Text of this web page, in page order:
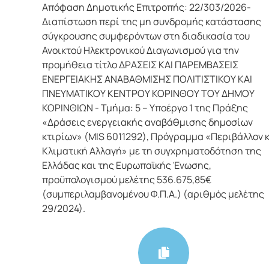
Απόφαση Δημοτικής Επιτροπής: 22/303/2026-
Διαπίστωση περί της μη συνδρομής κατάστασης
σύγκρουσης συμφερόντων στη διαδικασία του
Ανοικτού Ηλεκτρονικού Διαγωνισμού για την
προμήθεια τίτλο ΔΡΑΣΕΙΣ ΚΑΙ ΠΑΡΕΜΒΑΣΕΙΣ
ΕΝΕΡΓΕΙΑΚΗΣ ΑΝΑΒΑΘΜΙΣΗΣ ΠΟΛΙΤΙΣΤΙΚΟΥ ΚΑΙ
ΠΝΕΥΜΑΤΙΚΟΥ ΚΕΝΤΡΟΥ ΚΟΡΙΝΘΟΥ ΤΟΥ ΔΗΜΟΥ
ΚΟΡΙΝΘΙΩΝ - Τμήμα: 5 – Υποέργο 1 της Πράξης
«Δράσεις ενεργειακής αναβάθμισης δημοσίων
κτιρίων» (MIS 6011292), Πρόγραμμα «Περιβάλλον
Κλιματική Αλλαγή» με τη συγχρηματοδότηση της
Ελλάδας και της Ευρωπαϊκής Ένωσης,
προϋπολογισμού μελέτης 536.675,85€
(συμπεριλαμβανομένου Φ.Π.Α.) (αριθμός μελέτης
29/2024).